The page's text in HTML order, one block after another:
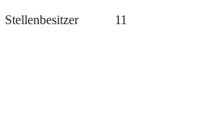
Stellenbesitzer 11